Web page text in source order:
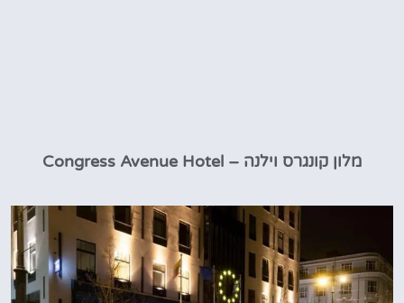
מלון קונגרס וילנה – Congress Avenue Hotel